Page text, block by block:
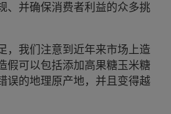
、并确保消费者利益的众多挑
，我们注意到近年来市场上造
假可以包括添加高果糖玉米糖
误的地理原产地，并且变得越